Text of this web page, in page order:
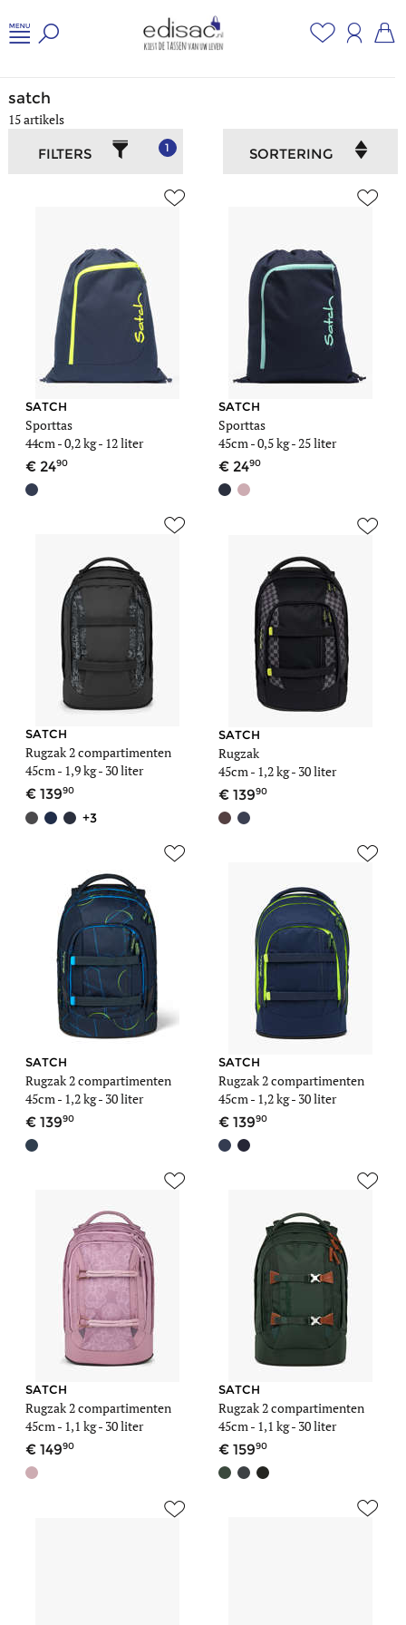
satch
15 artikels
FILTERS
1 SORTERING
SATCH
Sporttas
44cm -0,2 kg- 12 liter
2490
SATCH
Sporttas
45cm -0,5 kg- 25 liter
2490
SATCH
Rugzak 2 compartimenten
45cm - 1,9 kg- 30 liter
13990
+3
SATCH
Rugzak
45cm - 1,2 kg- 30 liter
13990
SATCH
Rugzak 2 compartimenten
45cm - 1,2 kg- 30 liter
13990
SATCH
Rugzak 2 compartimenten
45cm - 1,2 kg- 30 liter
13990
SATCH
Rugzak 2 compartimenten
45cm - 1,1 kg- 30 liter
14990
SATCH
Rugzak 2 compartimenten
45cm - 1,1 kg- 30 liter
15990